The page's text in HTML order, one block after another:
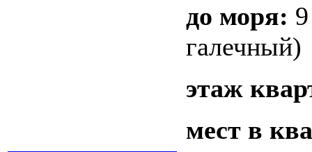
до моря:
галечный)
этаж
мест в